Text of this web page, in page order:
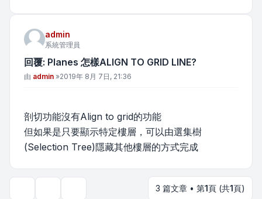
admin
系統管理員
回覆: Planes 怎樣ALIGN TO GRID LINE?
文章
由 admin »2019年 8月 7日, 21:36
剖切功能沒有Align to grid的功能
但如果是只要顯示特定樓層，可以由選集樹
(Selection Tree)隱藏其他樓層的方式完成
3 篇文章 • 第1頁 (共1頁)